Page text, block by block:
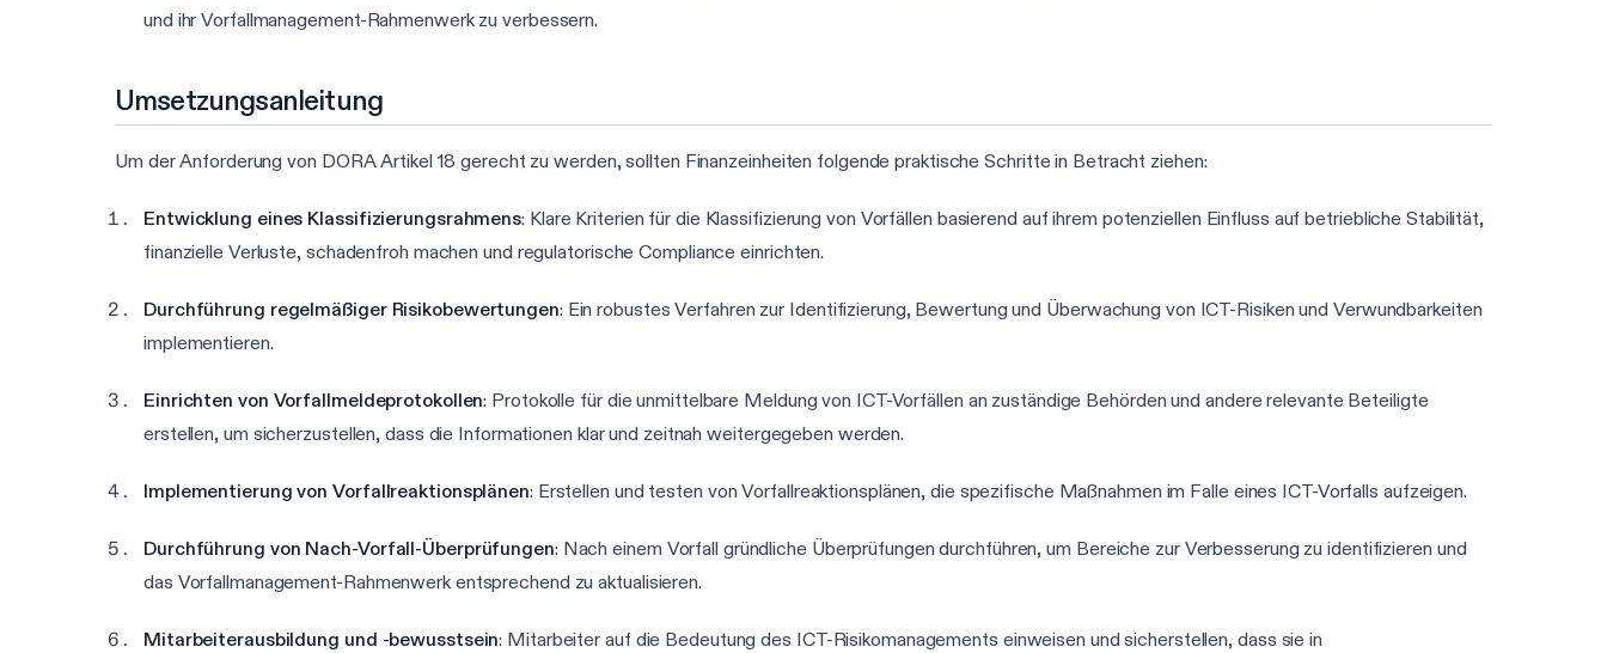
und ihr Vorfallmanagement-Rahmenwerk zu verbessern.
Umsetzungsanleitung
Um der Anforderung von DORA Artikel 18 gerecht zu werden, sollten Finanzeinheiten folgende praktische Schritte in Betracht ziehen:
Entwicklung eines Klassifizierungsrahmens: Klare Kriterien für die Klassifizierung von Vorfällen basierend auf ihrem potenziellen Einfluss auf betriebliche Stabilität,
finanzielle Verluste, schadenfroh machen und regulatorische Compliance einrichten.
Durchführung regelmäßiger Risikobewertungen: Ein robustes Verfahren zur Identifizierung, Bewertung und Überwachung von ICT-Risiken und Verwundbarkeiten
implementieren.
Einrichten von Vorfallmeldeprotokollen: Protokolle für die unmittelbare Meldung von ICT-Vorfällen an zuständige Behörden und andere relevante Beteiligte
erstellen, um sicherzustellen, dass die Informationen klar und zeitnah weitergegeben werden.
Implementierung von Vorfallreaktionsplänen: Erstellen und testen von Vorfallreaktionsplänen, die spezifische Maßnahmen im Falle eines ICT-Vorfalls aufzeigen.
Durchführung von Nach-Vorfall-Überprüfungen: Nach einem Vorfall gründliche Überprüfungen durchführen, um Bereiche zur Verbesserung zu identifizieren und
das Vorfallmanagement-Rahmenwerk entsprechend zu aktualisieren.
Mitarbeiterausbildung und -bewusstsein: Mitarbeiter auf die Bedeutung des ICT-Risikomanagements einweisen und sicherstellen, dass sie in